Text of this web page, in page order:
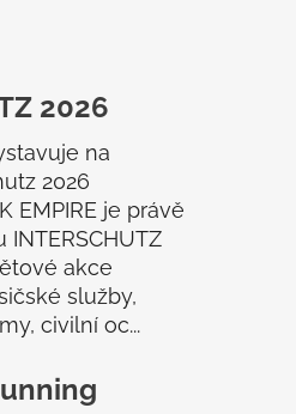
2026
na
2026
EMPIRE je právě
akce
služby,
civilní oc...